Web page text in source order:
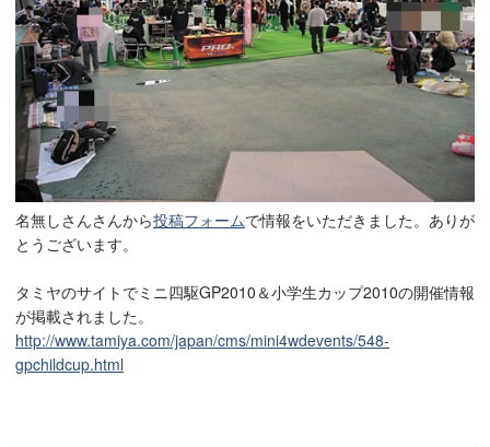
名無しさんさんから投稿フォームで情報をいただきました。ありが
とうございます。
タミヤのサイトでミニ四駆GP2010＆小学生カップ2010の開催情報
が掲載されました。
http://www.tamiya.com/japan/cms/mini4wdevents/548-
gpchildcup.html